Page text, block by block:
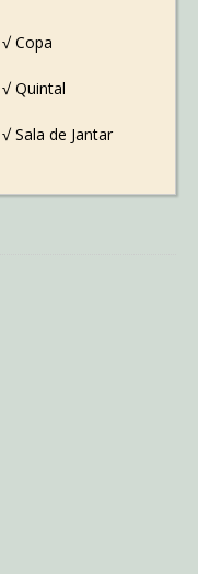
√ Copa
√ Quintal
√ Sala de Jantar